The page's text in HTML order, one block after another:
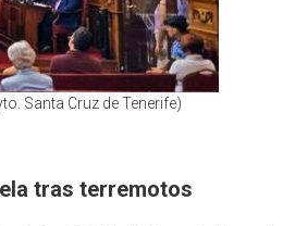
Santa Cruz de Tenerife)
tras terremotos